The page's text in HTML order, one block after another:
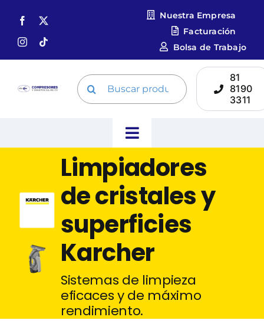
content
Nuestra Empresa
Facturación
Bolsa de Trabajo
Search
for:
81
8190
3311
Toggle
Navigation
Catálogo de Equipos
Compresores Quincy
Hidrolavadoras Karcher
Servicios
Limpiadores
de cristales y
superficies
Karcher
Sistemas de limpieza
eficaces y de máximo
rendimiento.